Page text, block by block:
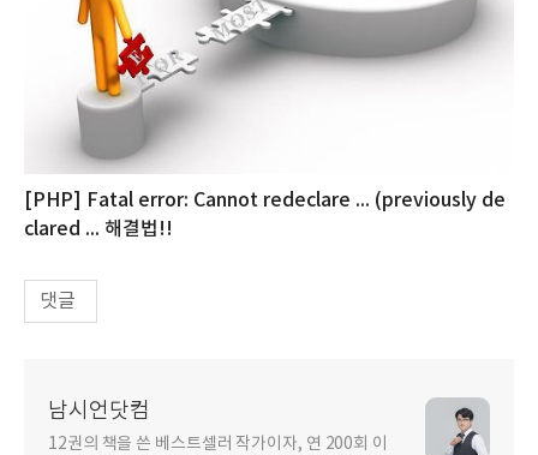
[PHP] Fatal error: Cannot redeclare ... (previously de
clared ... 해결법!!
댓글
남시언닷컴
12권의 책을 쓴 베스트셀러 작가이자, 연 200회 이